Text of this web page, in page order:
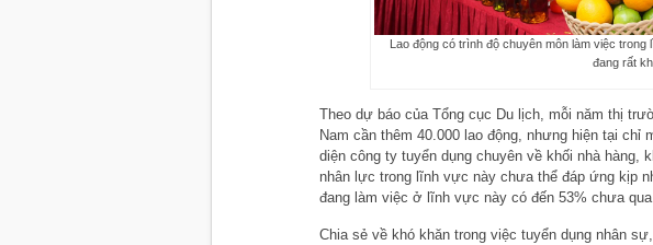
Lao động có trình độ chuyên môn làm việc
đang rất
Theo dự báo của Tổng cục Du lịch, mỗi năm thị
Nam cần thêm 40.000 lao động, nhưng hiện tại
diện công ty tuyển dụng chuyên về khối nhà hàng,
nhân lực trong lĩnh vực này chưa thể đáp ứng kịp
đang làm việc ở lĩnh vực này có đến 53% chưa
Chia sẻ về khó khăn trong việc tuyển dụng nhân